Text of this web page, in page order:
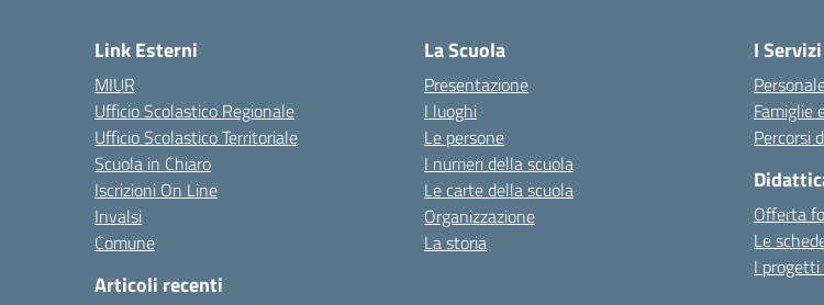
Link Esterni
MIUR
Ufficio Scolastico Regionale
Ufficio Scolastico Territoriale
Scuola in Chiaro
Iscrizioni On Line
Invalsi
Comune
Articoli recenti
La Scuola
Presentazione
I luoghi
Le persone
I numeri della scuola
Le carte della scuola
Organizzazione
La storia
I Servizi
Famiglie
Percorsi
Offerta
Le
I progetti